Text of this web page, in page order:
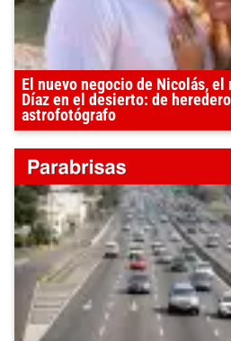
El nuevo negocio de Nicolás, el
Díaz en el desierto: de
astrofotógrafo